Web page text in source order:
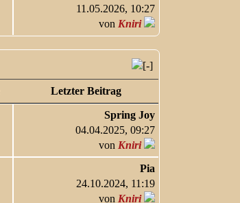
11.05.2026, 10:27
von Kniri
Letzter Beitrag
Spring Joy
04.04.2025, 09:27
von Kniri
Pia
24.10.2024, 11:19
von Kniri